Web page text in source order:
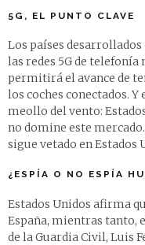
5G, EL PUNTO CLAVE
Los países
las redes 5G de
permitirá el avance de
los coches conectados. Y
meollo del vento:
no domine este
sigue vetado en Estados
¿ESPÍA O NO ESPÍA
Estados Unidos afirma
España, mientras tanto,
de la Guardia Civil, Luis